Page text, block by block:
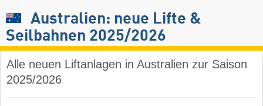
Australien: neue Lifte &
Seilbahnen 2025/2026
Alle neuen Liftanlagen in Australien zur Saison
2025/2026